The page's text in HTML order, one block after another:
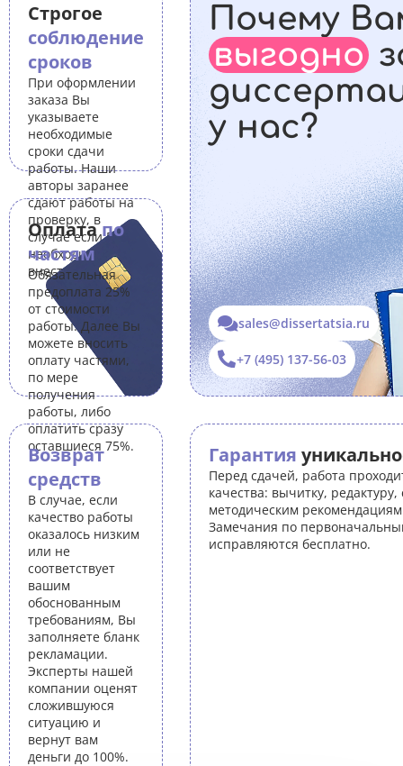
Строгое
соблюдение
сроков
При оформлении
заказа Вы
указываете
необходимые
сроки сдачи
работы. Наши
авторы заранее
сдают работы на
проверку, в
случае если Вам
необходимо
внести правки.
Оплатапо
частям
Обязательная
предоплата 25%
от стоимости
работы. Далее Вы
можете вносить
оплату частями,
по мере
получения
работы, либо
оплатить сразу
оставшиеся 75%.
Возврат
средств
В случае, если
качество работы
оказалось низким
или не
соответствует
вашим
обоснованным
требованиям, Вы
заполняете бланк
рекламации.
Эксперты нашей
компании оценят
сложившуюся
ситуацию и
вернут вам
деньги до 100%.
Почему
выгодно
у нас?
sales@dissertatsia.ru
+7 (495) 137-56-03
Гарантия
Перед сдачей, работа
качества: вычитку, редактуру,
методическим
Замечания по
исправляются бесплатно.